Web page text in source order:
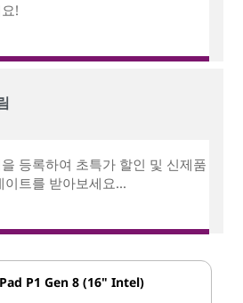
!
등록하여 초특가 할인 및 신제품
트를 받아보세요...
P1 Gen 8 (16" Intel)